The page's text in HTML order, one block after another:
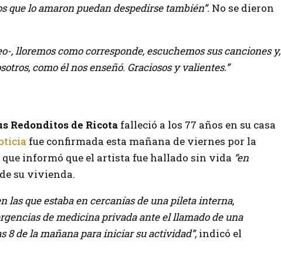
que lo amaron puedan despedirse también”. No se dieron
, lloremos como corresponde, escuchemos sus canciones y,
como él nos enseñó. Graciosos y valientes.”
Redonditos de Ricota falleció a los 77 años en su casa
fue confirmada esta mañana de viernes por la
que informó que el artista fue hallado sin vida “en
de su vivienda.
las que estaba en cercanías de una pileta interna,
de medicina privada ante el llamado de una
8 de la mañana para iniciar su actividad”, indicó el